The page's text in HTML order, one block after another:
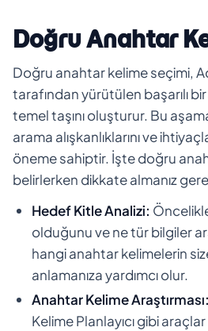
Doğru Anahtar
Doğru anahtar kelime seçimi,
tarafından yürütülen başarılı
temel taşını oluşturur. Bu
arama alışkanlıklarını ve
öneme sahiptir. İşte doğru
belirlerken dikkate almanız
Hedef Kitle Analizi:
olduğunu ve ne tür bilgiler
hangi anahtar kelimelerin
anlamanıza yardımcı olur.
Anahtar Kelime Araştırması:
Kelime Planlayıcı gibi